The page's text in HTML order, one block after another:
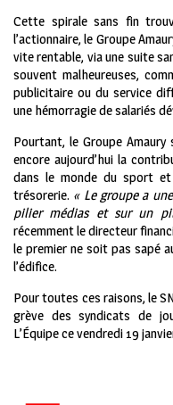
Cette spirale sans fin
l’actionnaire, le Groupe
vite rentable, via une suite
souvent malheureuses,
publicitaire ou du service
une hémorragie de salariés
Pourtant, le Groupe
encore aujourd’hui la
dans le monde du sport
trésorerie. « Le groupe a
pilier médias et sur un
récemment le directeur
le premier ne soit pas sapé
l’édifice.
Pour toutes ces raisons, le
grève des syndicats de
L’Équipe ce vendredi 19